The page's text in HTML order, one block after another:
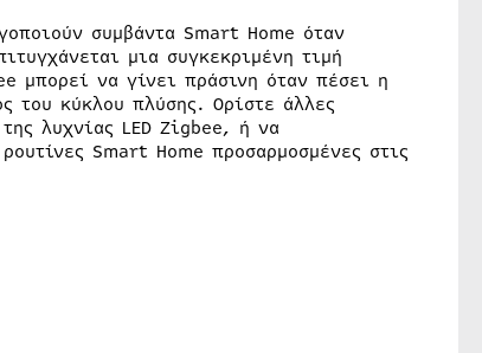
συμβάντα Smart Home όταν
μια συγκεκριμένη τιμή
μπορεί να γίνει πράσινη όταν πέσει η
του κύκλου πλύσης. Ορίστε άλλες
λυχνίας LED Zigbee, ή να
Smart Home προσαρμοσμένες στις